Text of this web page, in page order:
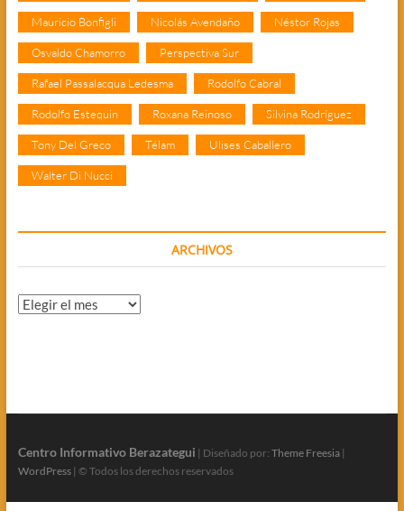
Mauricio Bonfigli Nicolás Avendaño Néstor Rojas
Osvaldo Chamorro Perspectiva Sur
Rafael Passalacqua Ledesma Rodolfo Cabral
Rodolfo Estequin Roxana Reinoso Silvina Rodríguez
Tony Del Greco Télam Ulises Caballero
Walter Di Nucci
ARCHIVOS
Archivos
Centro Informativo Berazategui | Diseñado por: Theme Freesia|
WordPress| © Todos los derechos reservados